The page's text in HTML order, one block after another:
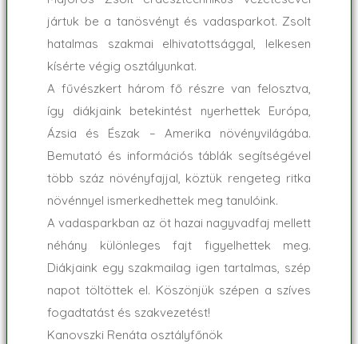
jártuk be a tanösvényt és vadasparkot. Zsolt
hatalmas szakmai elhivatottsággal, lelkesen
kísérte végig osztályunkat.
A fűvészkert három fő részre van felosztva,
így diákjaink betekintést nyerhettek Európa,
Ázsia és Észak – Amerika növényvilágába.
Bemutató és információs táblák segítségével
több száz növényfajjal, köztük rengeteg ritka
növénnyel ismerkedhettek meg tanulóink.
A vadasparkban az öt hazai nagyvadfaj mellett
néhány különleges fajt figyelhettek meg.
Diákjaink egy szakmailag igen tartalmas, szép
napot töltöttek el. Köszönjük szépen a szíves
fogadtatást és szakvezetést!
Kanovszki Renáta osztályfőnök